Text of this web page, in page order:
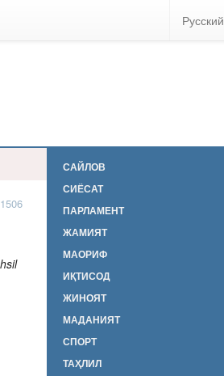
Русский
САЙЛОВ
СИЁСАТ
ПАРЛАМЕНТ
ЖАМИЯТ
МАОРИФ
ИҚТИСОД
ЖИНОЯТ
МАДАНИЯТ
СПОРТ
ТАҲЛИЛ